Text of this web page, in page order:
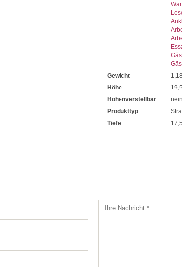
Gewicht
Höhe
Höhenverstellbar
nein
Produkttyp
Tiefe